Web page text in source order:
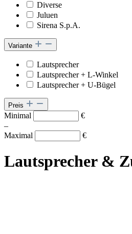
Diverse
Juluen
Sirena S.p.A.
Variante
Lautsprecher
Lautsprecher + L-Winkel
Lautsprecher + U-Bügel
Preis
Minimal
€
–
Maximal
€
Lautsprecher &